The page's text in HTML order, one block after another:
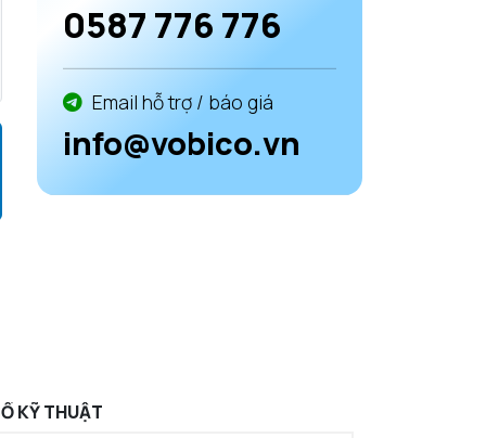
0587 776 776
Email hỗ trợ / báo giá
info@vobico.vn
KỸ THUẬT